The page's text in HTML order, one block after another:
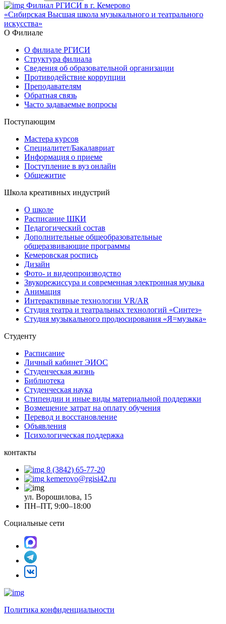
Филиал РГИСИ в г. Кемерово
«Сибирская Высшая школа музыкального и театрального
искусства»
О Филиале
О филиале РГИСИ
Структура филиала
Сведения об образовательной организации
Противодействие коррупции
Преподавателям
Обратная связь
Часто задаваемые вопросы
Поступающим
Мастера курсов
Специалитет/Бакалавриат
Информация о приеме
Поступление в вуз онлайн
Общежитие
Школа креативных индустрий
О школе
Расписание ШКИ
Педагогический состав
Дополнительные общеобразовательные
общеразвивающие программы
Кемеровская роспись
Дизайн
Фото- и видеопроизводство
Звукорежиссура и современная электронная музыка
Анимация
Интерактивные технологии VR/AR
Студия театра и театральных технологий «Синтез»
Студия музыкального продюсирования «Я=музыка»
Студенту
Расписание
Личный кабинет ЭИОС
Студенческая жизнь
Библиотека
Студенческая наука
Стипендии и иные виды материальной поддержки
Возмещение затрат на оплату обучения
Перевод и восстановление
Объявления
Психологическая поддержка
контакты
8 (3842) 65-77-20
kemerovo@rgisi42.ru
ул. Ворошилова, 15
ПН–ПТ, 9:00–18:00
Социальные сети
Политика конфиденциальности